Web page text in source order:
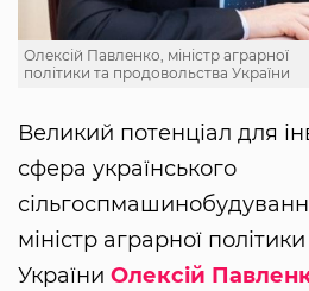
Олексій Павленко, міністр аграрної
політики та продовольства України
Великий потенціал для
сфера українського
міністр аграрної
України Олексій